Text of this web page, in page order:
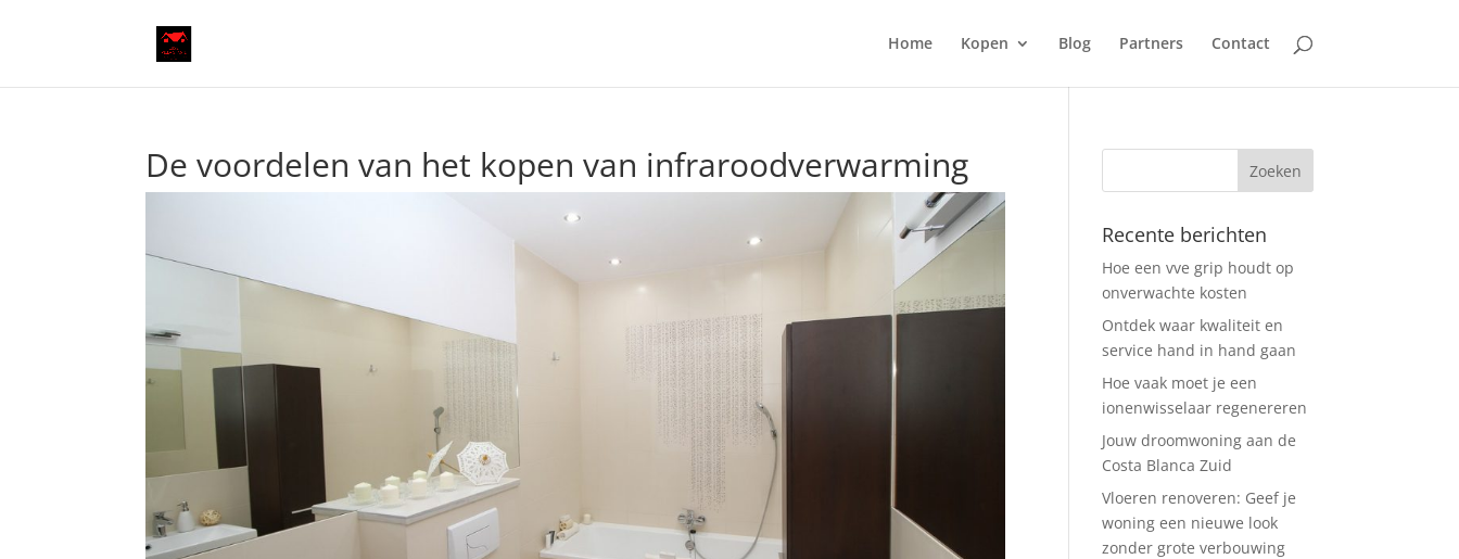
Home Kopen Blog Partners Contact
De voordelen van het kopen van infraroodverwarming
Recente berichten
Hoe een vve grip houdt op
onverwachte kosten
Ontdek waar kwaliteit en
service hand in hand gaan
Hoe vaak moet je een
ionenwisselaar regenereren
Jouw droomwoning aan de
Costa Blanca Zuid
Vloeren renoveren: Geef je
woning een nieuwe look
zonder grote verbouwing